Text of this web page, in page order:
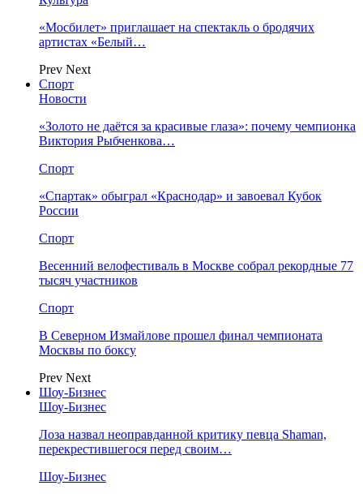
«Мосбилет» приглашает на спектакль о бродячих
артистах «Белый…
Prev Next
Спорт
Новости
«Золото не даётся за красивые глаза»: почему чемпионка
Виктория Рыбченкова…
Спорт
«Спартак» обыграл «Краснодар» и завоевал Кубок
России
Спорт
Весенний велофестиваль в Москве собрал рекордные 77
тысяч участников
Спорт
В Северном Измайлове прошел финал чемпионата
Москвы по боксу
Prev Next
Шоу-Бизнес
Шоу-Бизнес
Лоза назвал неоправданной критику певца Shaman,
перекрестившегося перед своим…
Шоу-Бизнес